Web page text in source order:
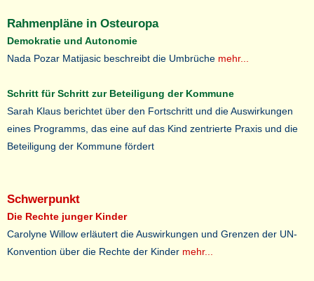
Rahmenpläne in Osteuropa
Demokratie und Autonomie
Nada Pozar Matijasic beschreibt die Umbrüche mehr...
Schritt für Schritt zur Beteiligung der Kommune
Sarah Klaus berichtet über den Fortschritt und die Auswirkungen
eines Programms, das eine auf das Kind zentrierte Praxis und die
Beteiligung der Kommune fördert
Schwerpunkt
Die Rechte junger Kinder
Carolyne Willow erläutert die Auswirkungen und Grenzen der UN-
Konvention über die Rechte der Kinder mehr...